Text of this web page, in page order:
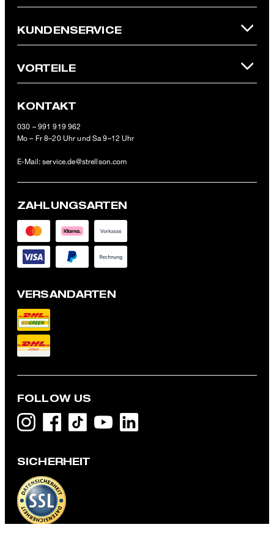
169,95 €
inkl. MwSt
* Pflichtfeld
**Der 10 € Gutschein ist einmalig ab einem Mindestbestellwert von
100 € (Wert nach Abzug von Retouren/Warenrückgaben) im
KUNDENSERVICE
VORTEILE
KONTAKT
030 – 991 919 962
Mo – Fr 8–20 Uhr und Sa 9–12 Uhr
E-Mail:service.de@strellson.com
ZAHLUNGSARTEN
VERSANDARTEN
FOLLOW US
SICHERHEIT